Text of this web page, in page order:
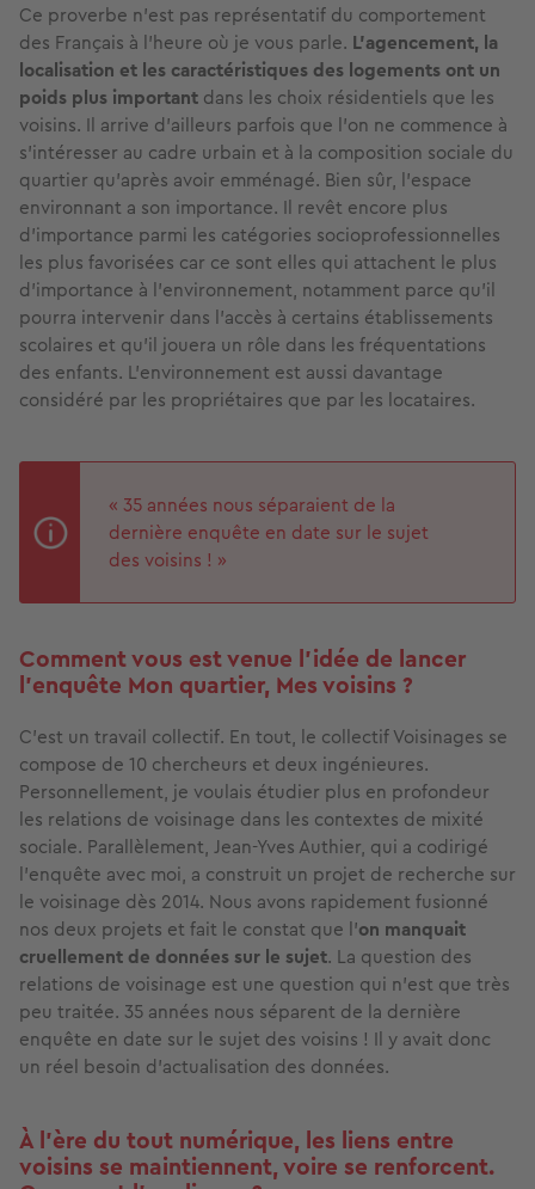
Ce proverbe n’est pas représentatif du comportement
des Français à l’heure où je vous parle. L’agencement, la
localisation et les caractéristiques des logements ont un
poids plus important dans les choix résidentiels que les
voisins. Il arrive d’ailleurs parfois que l’on ne commence à
s'intéresser au cadre urbain et à la composition sociale du
quartier qu’après avoir emménagé. Bien sûr, l’espace
environnant a son importance. Il revêt encore plus
d’importance parmi les catégories socioprofessionnelles
les plus favorisées car ce sont elles qui attachent le plus
d’importance à l’environnement, notamment parce qu’il
pourra intervenir dans l’accès à certains établissements
scolaires et qu’il jouera un rôle dans les fréquentations
des enfants. L'environnement est aussi davantage
considéré par les propriétaires que par les locataires.
« 35 années nous séparaient de la
dernière enquête en date sur le sujet
des voisins ! »
Comment vous est venue l’idée de lancer
l’enquête Mon quartier, Mes voisins ?
C’est un travail collectif. En tout, le collectif Voisinages se
compose de 10 chercheurs et deux ingénieures.
Personnellement, je voulais étudier plus en profondeur
les relations de voisinage dans les contextes de mixité
sociale. Parallèlement, Jean-Yves Authier, qui a codirigé
l’enquête avec moi, a construit un projet de recherche sur
le voisinage dès 2014. Nous avons rapidement fusionné
nos deux projets et fait le constat que l’on manquait
cruellement de données sur le sujet. La question des
relations de voisinage est une question qui n’est que très
peu traitée. 35 années nous séparent de la dernière
enquête en date sur le sujet des voisins ! Il y avait donc
un réel besoin d’actualisation des données.
À l’ère du tout numérique, les liens entre
voisins se maintiennent, voire se renforcent.